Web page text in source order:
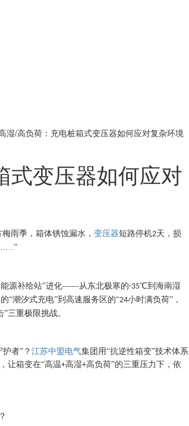
湿/高负荷：充电桩箱式变压器如何应对复杂环境
式变压器如何应对
梅雨季，箱体锈蚀漏水， 变压器短路停机2天，损
……”
能源补给站”进化——从东北极寒的-35℃到海南湿
“潮汐式充电”到高速服务区的“24小时满负荷”，
三重极限挑战。
者”？ 江苏中盟电气集团用“抗逆性箱变”技术体系
让箱变在“高温+高湿+高负荷”的三重压力下，依